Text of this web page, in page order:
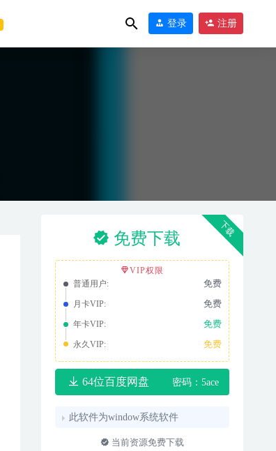
登录 注册
下载
免费下载
VIP权限
普通用户:
免费
月卡VIP: 免费
年卡VIP: 免费
永久VIP: 免费
64位百度网盘 密码：5ace
此软件为window系统软件
当前资源免费下载